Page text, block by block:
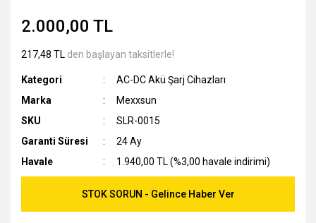
2.000,00 TL
217,48 TL den başlayan taksitlerle!
Kategori
AC-DC Akü Şarj Cihazları
Marka
Mexxsun
SKU
SLR-0015
Garanti Süresi
24 Ay
Havale
1.940,00 TL (%3,00 havale indirimi)
STOK SORUN - Gelince Haber Ver